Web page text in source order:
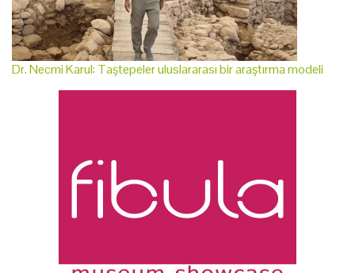
Dr. Necmi Karul: Taştepeler uluslararası bir araştırma modeli